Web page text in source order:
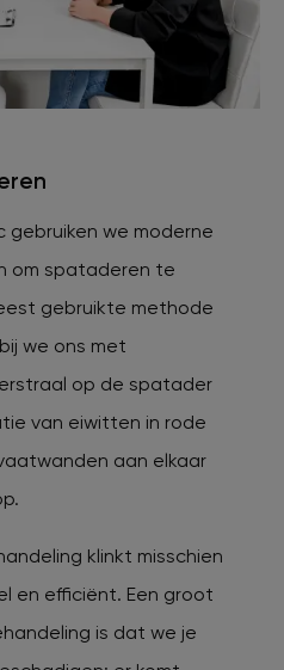
gebruiken we moderne
om spataderen te
gebruikte methode
we ons met
op de spatader
van eiwitten in rode
aan elkaar
klinkt misschien
en efficiënt. Een groot
is dat we je